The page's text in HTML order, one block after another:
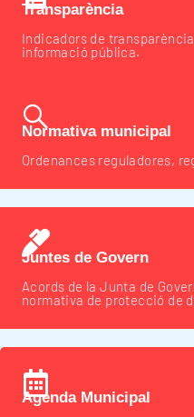
Transparència
Indicadors de
informació pública.
Normativa municipal
Ordenances reguladores,
Juntes de Govern
Acords de la Junta de
normativa de protecció de
Agenda Municipal